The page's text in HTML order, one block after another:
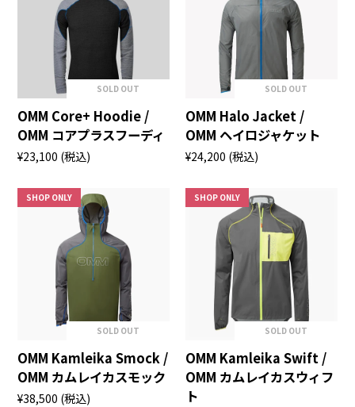
SOLD OUT
OMM Core+ Hoodie /
OMM コアプラスフーディ
¥23,100 (税込)
SOLD OUT
OMM Halo Jacket /
OMM ヘイロジャケット
¥24,200 (税込)
SHOP ONLY
SOLD OUT
OMM Kamleika Smock /
OMM カムレイカスモック
¥38,500 (税込)
SHOP ONLY
SOLD OUT
OMM Kamleika Swift /
OMM カムレイカスウィフ
ト